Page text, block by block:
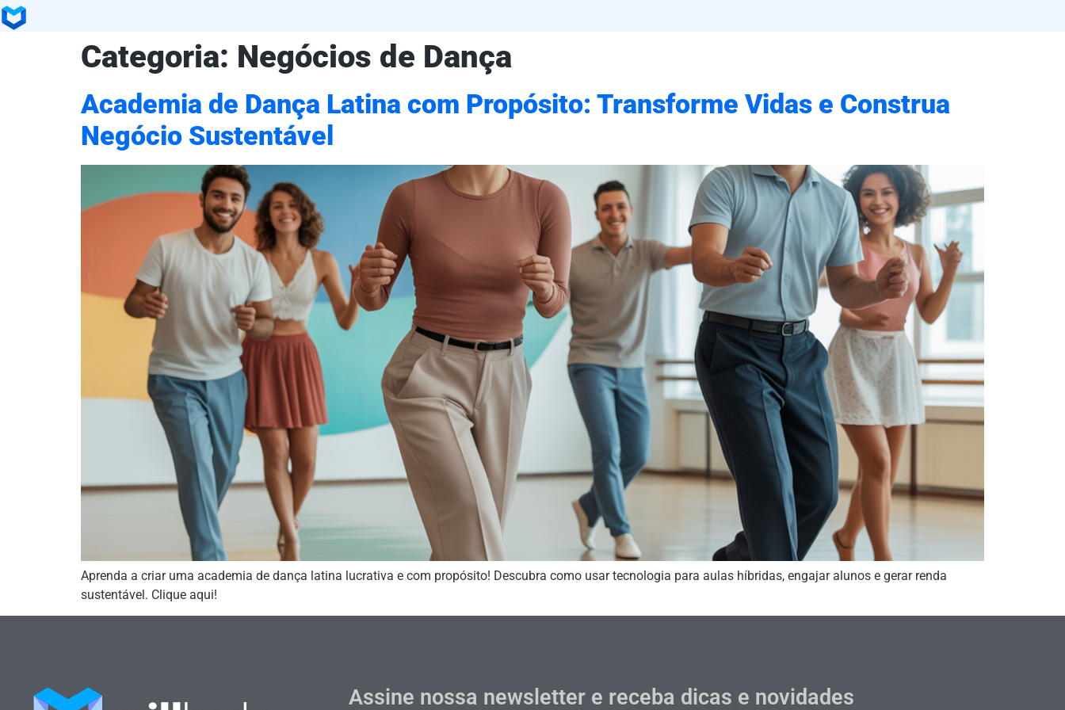
Categoria: Negócios de Dança
Academia de Dança Latina com Propósito: Transforme Vidas e Construa
Negócio Sustentável
Aprenda a criar uma academia de dança latina lucrativa e com propósito! Descubra como usar tecnologia para aulas híbridas, engajar alunos e gerar renda
sustentável. Clique aqui!
Assine nossa newsletter e receba dicas e novidades